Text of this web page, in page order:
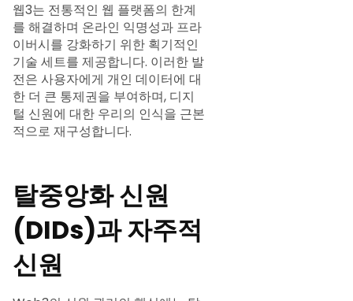
웹3는 전통적인 웹 플랫폼의 한계
를 해결하며 온라인 익명성과 프라
이버시를 강화하기 위한 획기적인
기술 세트를 제공합니다. 이러한 발
전은 사용자에게 개인 데이터에 대
한 더 큰 통제권을 부여하며, 디지
털 신원에 대한 우리의 인식을 근본
적으로 재구성합니다.
탈중앙화 신원
(DIDs)과 자주적
신원